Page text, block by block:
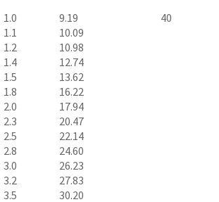
1.0
1.1
1.2
1.4
1.5
1.8
2.0
2.3
2.5
2.8
3.0
3.2
3.5
9.19
10.09
10.98
12.74
13.62
16.22
17.94
20.47
22.14
24.60
26.23
27.83
30.20
40